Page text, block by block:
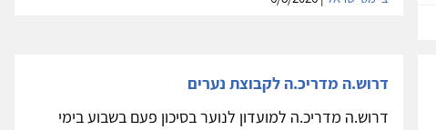
דרוש.ה מדריכ.ה לקבוצת נערים
דרוש.ה מדריכ.ה למועדון לנוער בסיכון פעם בשבוע בימי